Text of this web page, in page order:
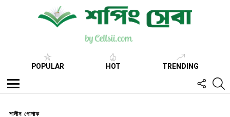
POPULAR HOT TRENDING
Menu
US
শালীন পোশাক